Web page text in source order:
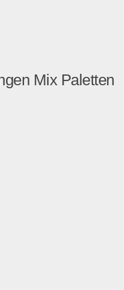
Mix Paletten